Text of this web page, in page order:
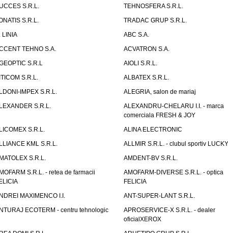
S.R.L.
TEHNOSFERA S.R.L.
S.R.L.
TRADAC GRUP S.R.L.
LINIA
ABC S.A.
TEHNO S.A.
ACVATRON S.A.
S.R.L
AIOLI S.R.L.
S.R.L.
ALBATEX S.R.L.
IMPEX S.R.L.
ALEGRIA, salon de mariaj
S.R.L.
ALEXANDRU-CHELARU I.I. - marca
comerciala FRESH & JOY
S.R.L.
ALINA ELECTRONIC
KML S.R.L.
ALLMIR S.R.L. - clubul sportiv
S.R.L.
AMDENT-BV S.R.L.
S.R.L. - retea de farmacii
AMOFARM-DIVERSE S.R.L. - optica
FELICIA
MAXIMENCO I.I.
ANT-SUPER-LANT S.R.L.
ECOTERM - centru tehnologic
APROSERVICE-X S.R.L. - dealer
oficialXEROX